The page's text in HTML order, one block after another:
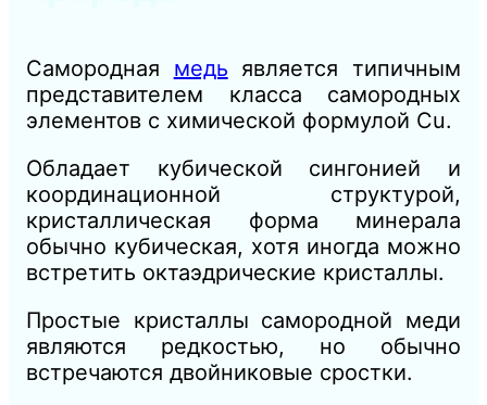
Самородная медь является типичным
представителем класса самородных
элементов с химической формулой Cu.
Обладает кубической сингонией и
координационной структурой,
кристаллическая форма минерала
обычно кубическая, хотя иногда можно
встретить октаэдрические кристаллы.
Простые кристаллы самородной меди
являются редкостью, но обычно
встречаются двойниковые сростки.